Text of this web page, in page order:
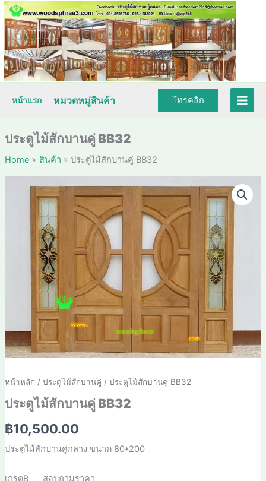
Skip
to
content
หน้าแรก หมวดหมู่สินค้า โทรคลิก
ประตูไม้สักบานคู่ BB32
Home สินค้า ประตูไม้สักบานคู่ BB32
หน้าหลัก / ประตูไม้สักบานคู่ / ประตูไม้สักบานคู่ BB32
ประตูไม้สักบานคู่ BB32
฿10,500.00
ประตูไม้สักบานคู่กลาง ขนาด 80*200
เกรดB สอบถามราคา